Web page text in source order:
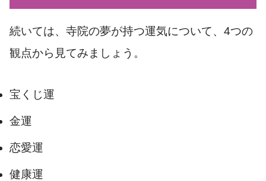
続いては、寺院の夢が持つ運気について、4つの
観点から見てみましょう。
宝くじ運
金運
恋愛運
健康運